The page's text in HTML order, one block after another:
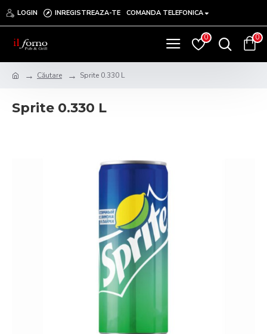
LOGIN INREGISTREAZA-TE COMANDA TELEFONICA
0 0
Căutare Sprite 0.330 L
Sprite 0.330 L